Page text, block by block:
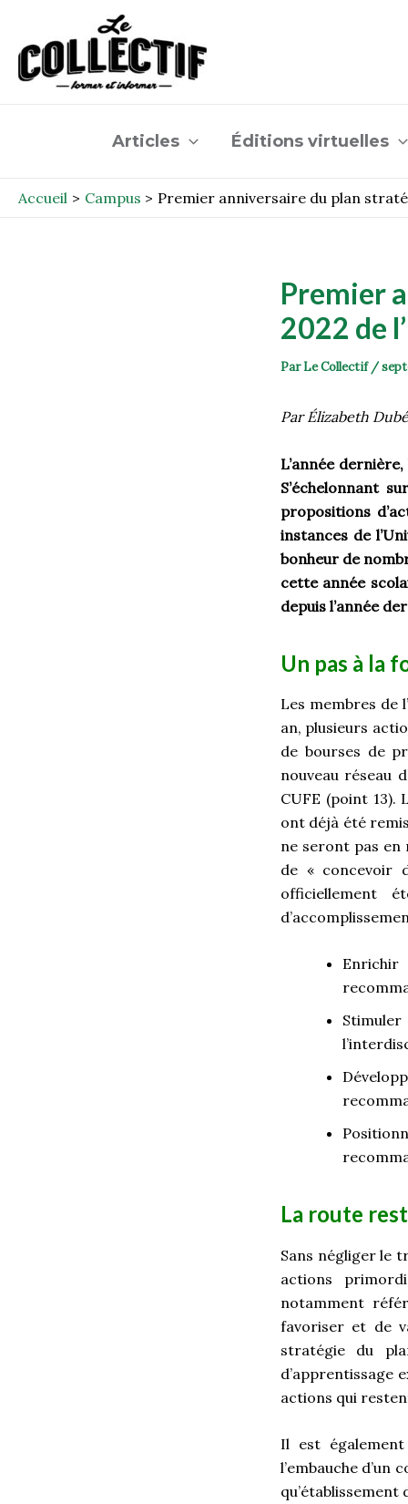
contenu
Articles Éditions virtuelles
Accueil Campus Premier anniversaire du plan
Premier
2022 de
ParLe Collectif /
Par Élizabeth Dubé
L’année
S’échelonnant
propositions
instances de
bonheur de
cette année
depuis l’année
Un pas à la
Les membres de
an, plusieurs
de bourses de
nouveau réseau
CUFE (point 13).
ont déjà été
ne seront pas en
de « concevoir
officiellement
La route
Sans négliger le
actions
notamment
favoriser et de
stratégie du
d’apprentissage
actions qui
Il est
l’embauche
qu’établissement